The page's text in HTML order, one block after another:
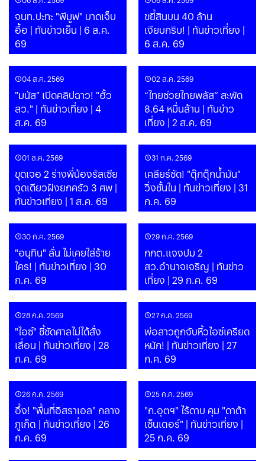
จนท.ปะทะ "พีมูฟ" บาดเจ็บ
อื้อ | ทันข่าวเย็น | 6 ส.ค.
69
ขยี้สินบน 40 ล้าน
เงียบกริบ! | ทันข่าวเที่ยง |
6 ส.ค. 69
04 ส.ค. 2569
"มนัส" เปิดคลิปฉาว! "ฮั้ว
สว." | ทันข่าวเที่ยง | 4
ส.ค. 69
02 ส.ค. 2569
“ไทยช่วยไทยพลัส” สะพัด
8.64 หมื่นล้าน | ทันข่าว
เที่ยง | 2 ส.ค. 69
01 ส.ค. 2569
ขุดเจอ 2 ร่างพี่น้องรัสเซีย
จุดเดียวฝังยกครัว 3 ศพ |
ทันข่าวเที่ยง | 1 ส.ค. 69
31 ก.ค. 2569
เคลียร์ชัด! "ตุ๊กตุ๊กน้ำมัน"
วิ่งชั้นใน | ทันข่าวเที่ยง | 31
ก.ค. 69
30 ก.ค. 2569
"อนุทิน" ลั่น ไม่เคยใส่ร้าย
ใคร! | ทันข่าวเที่ยง | 30
ก.ค. 69
29 ก.ค. 2569
กกต.แจงปม 2
สว.อำนาจเจริญ | ทันข่าว
เที่ยง | 29 ก.ค. 69
28 ก.ค. 2569
"ไอซ์" ชี้ชัดศาลไม่ได้สั่ง
เลื่อน | ทันข่าวเที่ยง | 28
ก.ค. 69
27 ก.ค. 2569
พ่อสาวถูกจับหิ้วไอซ์เครียด
หนัก! | ทันข่าวเที่ยง | 27
ก.ค. 69
26 ก.ค. 2569
อึ้ง! "พื้นที่อิสราเอล" กลาง
ภูเก็ต | ทันข่าวเที่ยง | 26
ก.ค. 69
25 ก.ค. 2569
"ก.อุตฯ" ไร้ดาบ คุม "ดาต้า
เซ็นเตอร์" | ทันข่าวเที่ยง |
25 ก.ค. 69